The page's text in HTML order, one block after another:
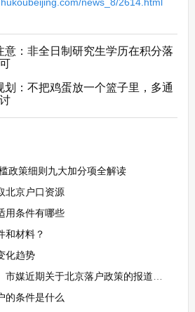
news_8/2614.html
意：非全日制研究生学历在积分落
划：不把鸡蛋放一个篮子里，多通
政策细则九大加分项全解读
北京户口资源
用条件有哪些
和材料？
化趋势
近期关于北京落户政策的报道焦点与解读
的条件是什么